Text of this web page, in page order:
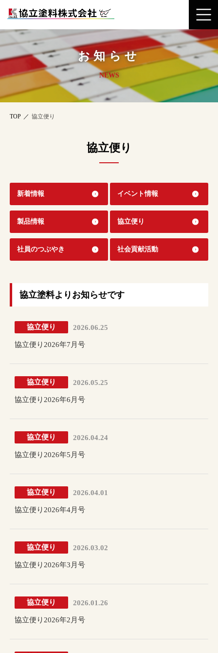
お知らせ
NEWS
TOP 協立便り
協立便り
新着情報 イベント情報
製品情報 協立便り
社員のつぶやき 社会貢献活動
協立塗料よりお知らせです
協立便り 2026.06.25
協立便り2026年7月号
協立便り 2026.05.25
協立便り2026年6月号
協立便り 2026.04.24
協立便り2026年5月号
協立便り 2026.04.01
協立便り2026年4月号
協立便り 2026.03.02
協立便り2026年3月号
協立便り 2026.01.26
協立便り2026年2月号